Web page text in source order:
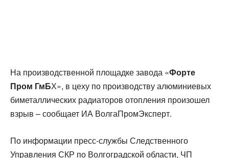
На производственной площадке завода «Форте
Пром ГмБХ», в цеху по производству алюминиевых
биметаллических радиаторов отопления произошел
взрыв – сообщает ИА ВолгаПромЭксперт.
По информации пресс-службы Следственного
Управления СКР по Волгоградской области, ЧП